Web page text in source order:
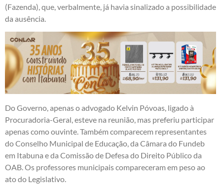
(Fazenda), que, verbalmente, já havia sinalizado a possibilidade
da ausência.
Do Governo, apenas o advogado Kelvin Póvoas, ligado à
Procuradoria-Geral, esteve na reunião, mas preferiu participar
apenas como ouvinte. Também comparecem representantes
do Conselho Municipal de Educação, da Câmara do Fundeb
em Itabuna e da Comissão de Defesa do Direito Público da
OAB. Os professores municipais compareceram em peso ao
ato do Legislativo.